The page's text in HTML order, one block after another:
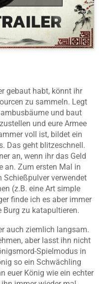
gebaut habt, könnt ihr
zu sammeln. Legt
und baut
und eure Armee
voll ist, bildet ein
Das geht blitzeschnell.
an, wenn ihr das Geld
an. Zum ersten Mal in
Schießpulver verwendet
(z.B. eine Art simple
finde ich es aber immer
Burg zu katapultieren.
auch ziemlich langsam.
aber lasst ihn nicht
Spielmodus in
so ein Schwächling
euer König wie ein echter